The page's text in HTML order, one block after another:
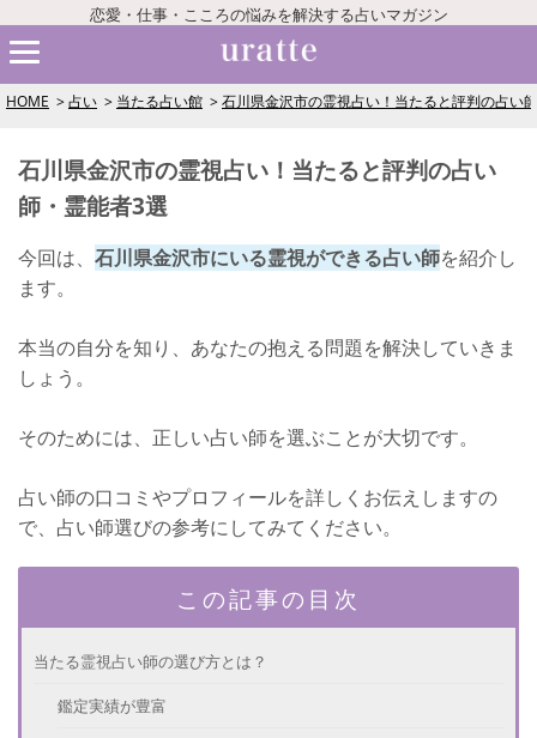
恋愛・仕事・こころの悩みを解決する占いマガジン
HOME 占い 当たる占い館 石川県金沢市の霊視占い！当たると評判の占い
石川県金沢市の霊視占い！当たると評判の占い
師・霊能者3選
今回は、 石川県金沢市にいる霊視ができる占い師を紹介し
ます。
本当の自分を知り、あなたの抱える問題を解決していきま
しょう。
そのためには、正しい占い師を選ぶことが大切です。
占い師の口コミやプロフィールを詳しくお伝えしますの
で、占い師選びの参考にしてみてください。
この記事の目次
当たる霊視占い師の選び方とは？
鑑定実績が豊富